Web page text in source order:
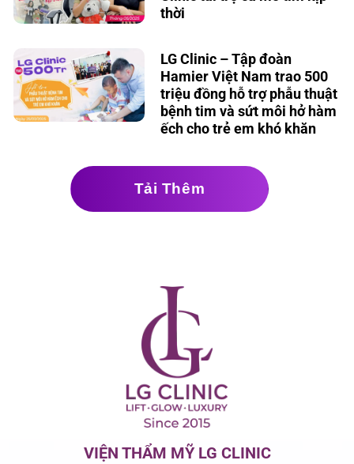
thời
LG Clinic – Tập đoàn
Hamier Việt Nam trao 500
triệu đồng hỗ trợ phẫu thuật
bệnh tim và sứt môi hở hàm
ếch cho trẻ em khó khăn
Tải Thêm
VIỆN THẨM MỸ LG CLINIC
Trò chuyện cùng
Trợ lý bác sĩ LG Clinic